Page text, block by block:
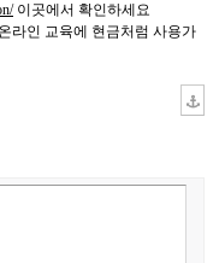
이곳에서 확인하세요
라인 교육에 현금처럼 사용가